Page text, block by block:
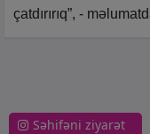
çatdırırıq”, -
Səhifəni ziyarət